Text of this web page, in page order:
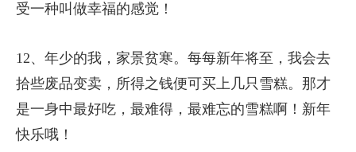
受一种叫做幸福的感觉！
12、年少的我，家景贫寒。每每新年将至，我会去
拾些废品变卖，所得之钱便可买上几只雪糕。那才
是一身中最好吃，最难得，最难忘的雪糕啊！新年
快乐哦！